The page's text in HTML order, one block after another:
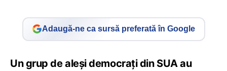
Adaugă-ne ca sursă preferată în Google
Un grup de aleşi democraţi din SUA au